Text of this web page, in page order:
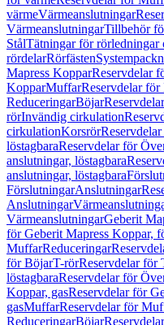
värmeVärmeanslutningar
VärmeanslutningarTillbehör
StålTätningar för rörledningar
rördelarRörfästen
Mapress KopparReservdelar
KopparMuffarReservdelar
ReduceringarBöjar
rörInvändig cirkulation
cirkulationKorsrör
löstagbaraReservdelar för
anslutningar, löstagbara
anslutningar, löstagbara
FörslutningarAnslutningar
Anslutningar
VärmeanslutningarGeberit
för Geberit Mapress Koppar,
MuffarReduceringar
för BöjarT-rörReservdelar för
löstagbaraReservdelar för
Koppar, gasReservdelar för
gasMuffarReservdelar för
ReduceringarBöjar